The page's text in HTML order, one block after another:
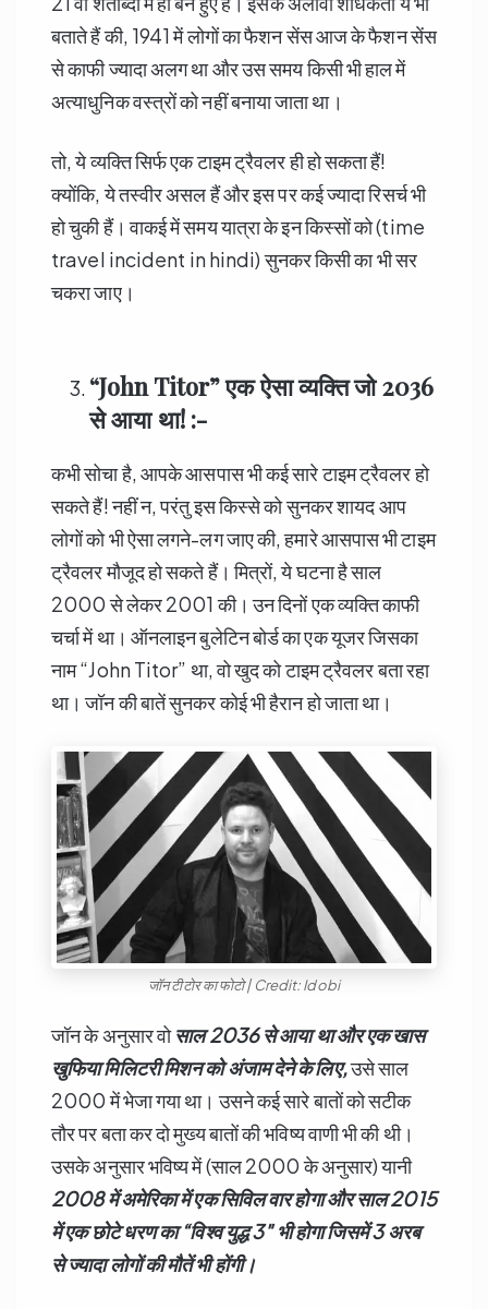
बताते हैं की, 1941 में लोगों का फैशन सेंस आज के फैशन सेंस
से काफी ज्यादा अलग था और उस समय किसी भी हाल में
अत्याधुनिक वस्त्रों को नहीं बनाया जाता था।
तो, ये व्यक्ति सिर्फ एक टाइम ट्रैवलर ही हो सकता हैं!
क्योंकि, ये तस्वीर असल हैं और इस पर कई ज्यादा रिसर्च भी
हो चुकी हैं। वाकई में समय यात्रा के इन किस्सों को (time
travel incident in hindi) सुनकर किसी का भी सर
चकरा जाए।
“John Titor”एक ऐसा व्यक्ति जो2036
से आया था! :-
कभी सोचा है, आपके आसपास भी कई सारे टाइम ट्रैवलर हो
सकते हैं! नहीं न, परंतु इस किस्से को सुनकर शायद आप
लोगों को भी ऐसा लगने-लग जाए की, हमारे आसपास भी टाइम
ट्रैवलर मौजूद हो सकते हैं। मित्रों, ये घटना है साल
2000 से लेकर 2001 की। उन दिनों एक व्यक्ति काफी
चर्चा में था। ऑनलाइन बुलेटिन बोर्ड का एक यूजर जिसका
नाम “John Titor” था, वो खुद को टाइम ट्रैवलर बता रहा
था। जॉन की बातें सुनकर कोई भी हैरान हो जाता था।
जॉन टीटोर का फोटो | Credit: Idobi
जॉन के अनुसार वोसाल2036से आया था और एक खास
खुफिया मिलिटरी मिशन कोअंजाम देने के लिए,उसे साल
2000 में भेजा गया था। उसने कई सारे बातों को सटीक
तौर पर बता कर दो मुख्य बातों की भविष्य वाणी भी की थी।
उसके अनुसार भविष्य में (साल 2000 के अनुसार) यानी
2008में अमेरिका में एक सिविल वार होगा और साल2015
में एक छोटे धरण का “विश्व युद्ध3″भी होगा जिसमें3अरब
से ज्यादा लोगों की मौतें भी होंगी।